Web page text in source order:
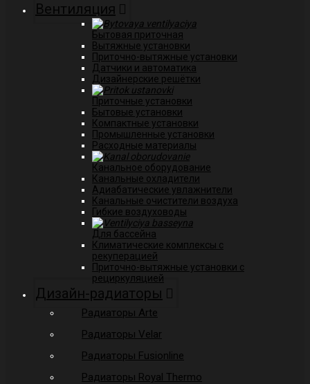
Вентиляция
Бытовая приточная
Вытяжные установки
Приточно-вытяжные установки
Датчики и автоматика
Дизайнерские решётки
Приточные установки
Бытовые установки
Компактные установки
Промышленные установки
Расходные материалы
Канальное оборудование
Канальные охладители
Адиабатические увлажнители
Канальные очистители воздуха
Гибкие воздуховоды
Для бассейна
Климатические комплексы с
рекуперацией
Приточно-вытяжные установки с
рециркуляцией
Дизайн-радиаторы
Радиаторы Arte
Радиаторы Velar
Радиаторы Fusionline
Радиаторы Royal Thermo